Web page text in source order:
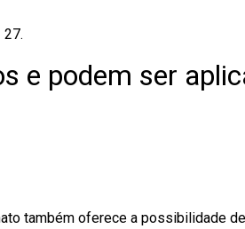
e podem ser
também oferece a possibilidade de